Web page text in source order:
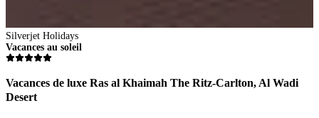
Silverjet Holidays
Vacances au soleil
Vacances de luxe Ras al Khaimah The Ritz-Carlton, Al Wadi
Desert